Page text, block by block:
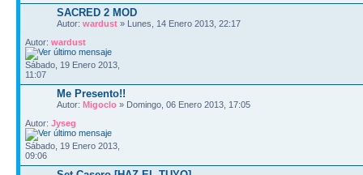
SACRED 2 MOD
Autor: wardust » Lunes, 14 Enero 2013, 22:17
Autor: wardust
Sábado, 19 Enero 2013,
11:07
Me Presento!!
Autor: Migoclo » Domingo, 06 Enero 2013, 17:05
Autor: Jyseg
Sábado, 19 Enero 2013,
09:06